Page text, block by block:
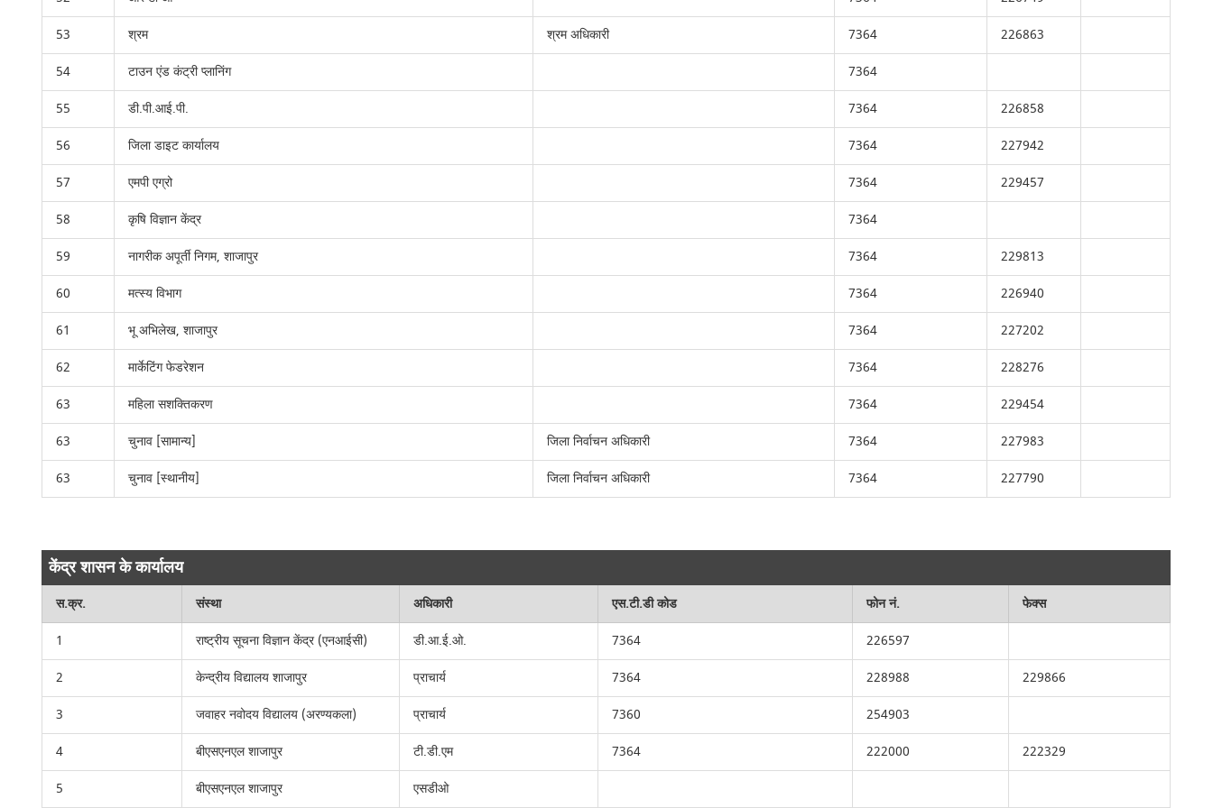
53
श्रम श्रम अधिकारी 7364
226863
54
टाउन एंड कंट्री प्लानिंग
7364
55
डी.पी.आई.पी. 7364
226858
56
जिला डाइट कार्यालय 7364
227942
57
एमपी एग्रो 7364
229457
58
कृषि विज्ञान केंद्र
7364
59
नागरीक अपूर्ती निगम, शाजापुर 7364
229813
60
मत्स्य विभाग 7364
226940
61
भू अभिलेख, शाजापुर 7364
227202
62
मार्केटिंग फेडरेशन 7364
228276
63
महिला सशक्तिकरण 7364
229454
63
चुनाव [सामान्य] जिला निर्वाचन अधिकारी 7364
227983
63
चुनाव [स्थानीय] जिला निर्वाचन अधिकारी 7364 227790
केंद्र शासन के कार्यालय
स.क्र. संस्था अधिकारी एस.टी.डी कोड फोन नं.
फेक्स
1
राष्ट्रीय सूचना विज्ञान केंद्र (एनआईसी) डी.आ.ई.ओ. 7364
226597
2
केन्द्रीय विद्यालय शाजापुर प्राचार्य 7364 228988
229866
3
जवाहर नवोदय विद्यालय (अरण्यकला) प्राचार्य 7360
254903
4
बीएसएनएल शाजापुर टी.डी.एम 7364 222000
222329
5
बीएसएनएल शाजापुर एसडीओ